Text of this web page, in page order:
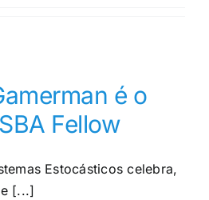
é o
Fellow
Estocásticos celebra,
[...]